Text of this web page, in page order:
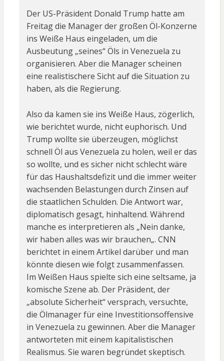
Der US-Präsident Donald Trump hatte am
Freitag die Manager der großen Öl-Konzerne
ins Weiße Haus eingeladen, um die
Ausbeutung „seines“ Öls in Venezuela zu
organisieren. Aber die Manager scheinen
eine realistischere Sicht auf die Situation zu
haben, als die Regierung.
Also da kamen sie ins Weiße Haus, zögerlich,
wie berichtet wurde, nicht euphorisch. Und
Trump wollte sie überzeugen, möglichst
schnell Öl aus Venezuela zu holen, weil er das
so wollte, und es sicher nicht schlecht wäre
für das Haushaltsdefizit und die immer weiter
wachsenden Belastungen durch Zinsen auf
die staatlichen Schulden. Die Antwort war,
diplomatisch gesagt, hinhaltend. Während
manche es interpretieren als „Nein danke,
wir haben alles was wir brauchen„. CNN
berichtet in einem Artikel darüber und man
könnte diesen wie folgt zusammenfassen.
Im Weißen Haus spielte sich eine seltsame, ja
komische Szene ab. Der Präsident, der
„absolute Sicherheit“ versprach, versuchte,
die Ölmanager für eine Investitionsoffensive
in Venezuela zu gewinnen. Aber die Manager
antworteten mit einem kapitalistischen
Realismus. Sie waren begründet skeptisch.